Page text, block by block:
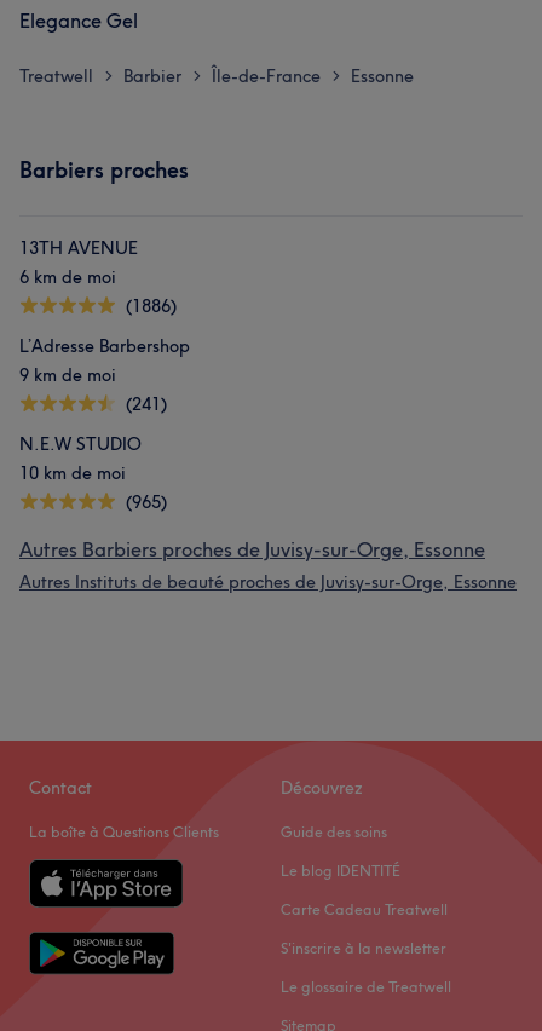
Elegance Gel
Treatwell > Barbier > Île-de-France > Essonne
Barbiers proches
13TH AVENUE
6 km de moi
(1886)
L’Adresse Barbershop
9 km de moi
(241)
N.E.W STUDIO
10 km de moi
(965)
Autres Barbiers proches de Juvisy-sur-Orge, Essonne
Autres Instituts de beauté proches de Juvisy-sur-Orge, Essonne
Contact
La boîte à Questions Clients
Découvrez
Guide des soins
Le blog IDENTITÉ
Carte Cadeau Treatwell
S'inscrire à la newsletter
Le glossaire de Treatwell
Sitemap